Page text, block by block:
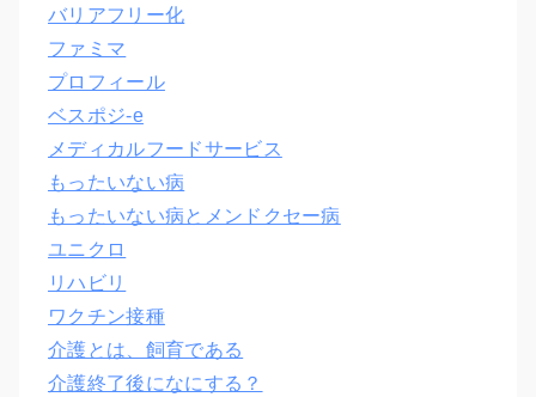
バリアフリー化
ファミマ
プロフィール
ベスポジ-e
メディカルフードサービス
もったいない病
もったいない病とメンドクセー病
ユニクロ
リハビリ
ワクチン接種
介護とは、飼育である
介護終了後になにする？